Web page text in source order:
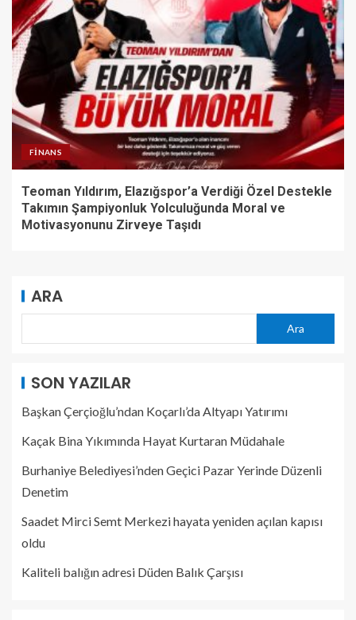
FINANS
Teoman Yıldırım, Elazığspor’a Verdiği Özel Destekle
Takımın Şampiyonluk Yolculuğunda Moral ve
Motivasyonunu Zirveye Taşıdı
ARA
Ara
SON YAZILAR
Başkan Çerçioğlu’ndan Koçarlı’da Altyapı Yatırımı
Kaçak Bina Yıkımında Hayat Kurtaran Müdahale
Burhaniye Belediyesi’nden Geçici Pazar Yerinde Düzenli
Denetim
Saadet Mirci Semt Merkezi hayata yeniden açılan kapısı
oldu
Kaliteli balığın adresi Düden Balık Çarşısı